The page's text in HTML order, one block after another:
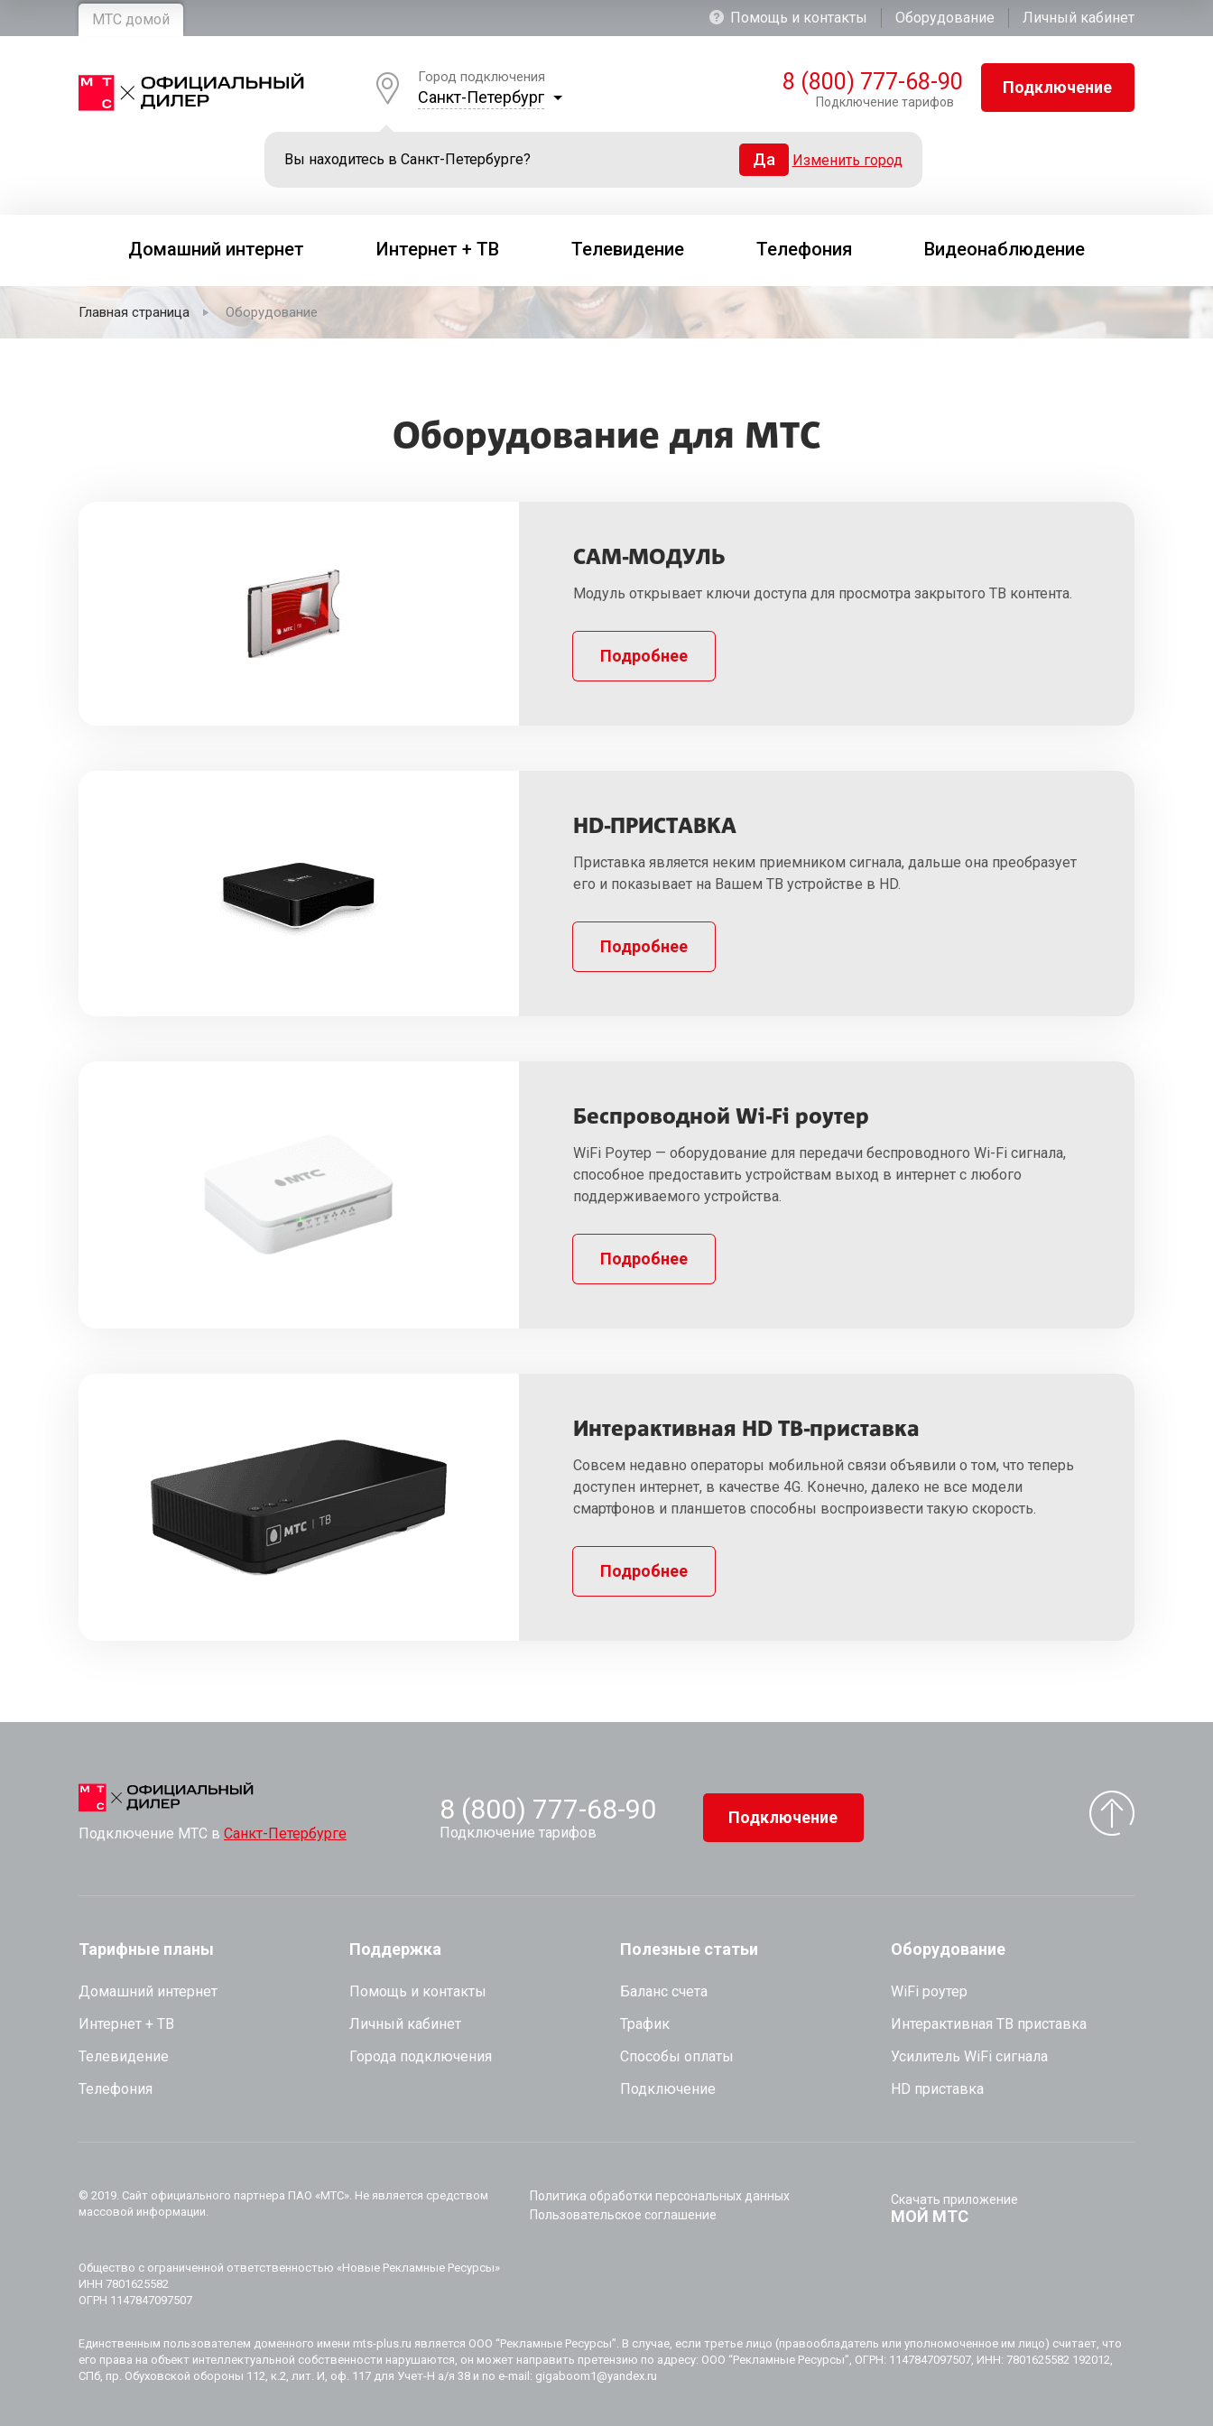
МТС домой Помощь и контакты Оборудование Личный кабинет
Город подключения
Санкт-Петербург
Вы находитесь в Санкт-Петербурге? Да Изменить город
8 (800) 777-68-90
Подключение тарифов
Подключение
Домашний интернет Интернет + ТВ Телевидение Телефония Видеонаблюдение
Главная страница Оборудование
Оборудование для МТС
CAM-МОДУЛЬ
Модуль открывает ключи доступа для просмотра закрытого ТВ контента.
Подробнее
HD-ПРИСТАВКА
Приставка является неким приемником сигнала, дальше она преобразует
его и показывает на Вашем ТВ устройстве в HD.
Подробнее
Беспроводной Wi-Fi роутер
WiFi Роутер — оборудование для передачи беспроводного Wi-Fi сигнала,
способное предоставить устройствам выход в интернет с любого
поддерживаемого устройства.
Подробнее
Интерактивная HD ТВ-приставка
Совсем недавно операторы мобильной связи объявили о том, что теперь
доступен интернет, в качестве 4G. Конечно, далеко не все модели
смартфонов и планшетов способны воспроизвести такую скорость.
Подробнее
Подключение МТС в Санкт-Петербурге
8 (800) 777-68-90
Подключение тарифов
Подключение
Тарифные планы
Домашний интернет
Интернет + ТВ
Телевидение
Телефония
Поддержка
Помощь и контакты
Личный кабинет
Города подключения
Полезные статьи
Баланс счета
Трафик
Способы оплаты
Подключение
Оборудование
WiFi роутер
Интерактивная ТВ приставка
Усилитель WiFi сигнала
HD приставка
© 2019. Cайт официального партнера ПАО «МТС». Не является средством
массовой информации.
Общество с ограниченной ответственностью «Новые Рекламные Ресурсы»
ИНН 7801625582
ОГРН 1147847097507
Политика обработки персональных данных
Пользовательское соглашение
Скачать приложение
МОЙ МТС
Единственным пользователем доменного имени mts-plus.ru является ООО “Рекламные Ресурсы”. В случае, если третье лицо (правообладатель или уполномоченное им лицо) считает, что
его права на объект интеллектуальной собственности нарушаются, он может направить претензию по адресу: ООО “Рекламные Ресурсы”, ОГРН: 1147847097507, ИНН: 7801625582 192012,
СПб, пр. Обуховской обороны 112, к.2, лит. И, оф. 117 для Учет-Н а/я 38 и по e-mail: gigaboom1@yandex.ru